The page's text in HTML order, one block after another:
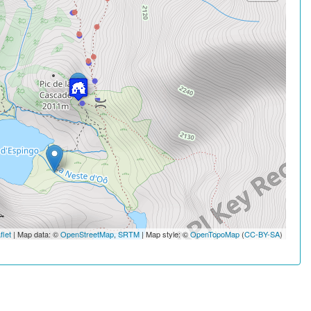
| Map data: ©OpenStreetMap,SRTM | Map style: ©OpenTopoMap(CC-BY-SA)